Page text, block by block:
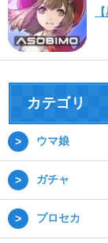
カテゴリ
ウマ娘
ガチャ
プロセカ